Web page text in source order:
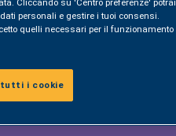
Cliccando su 'Centro preferenze' potrai
personali e gestire i tuoi consensi.
quelli necessari per il funzionamento
i cookie